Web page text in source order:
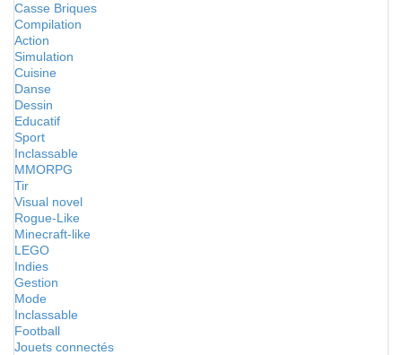
Casse Briques
Compilation
Action
Simulation
Cuisine
Danse
Dessin
Educatif
Sport
Inclassable
MMORPG
Tir
Visual novel
Rogue-Like
Minecraft-like
LEGO
Indies
Gestion
Mode
Inclassable
Football
Jouets connectés